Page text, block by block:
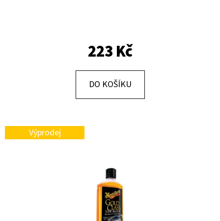
223 Kč
DO KOŠÍKU
Výprodej
J